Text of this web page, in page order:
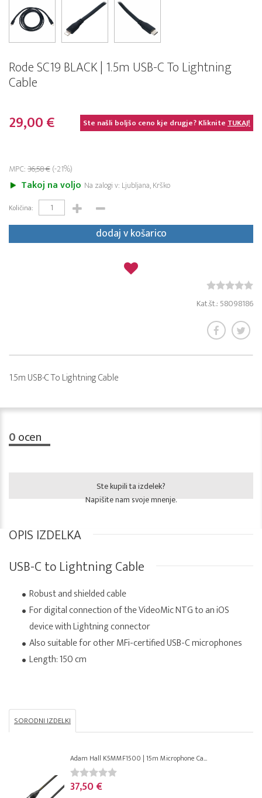
Rode SC19 BLACK | 1.5m USB-C To Lightning
Cable
29,00 € Ste našli boljšo ceno kje drugje? KlikniteTUKAJ!
MPC:36,58 €(-21%)
Takoj na voljo Na zalogi v: Ljubljana, Krško
Količina:
dodaj v košarico
Kat.št.: 58098186
1.5m USB-C To Lightning Cable
0ocen
Ste kupili ta izdelek?
Napišite nam svoje mnenje.
OPIS IZDELKA
USB-C to Lightning Cable
Robust and shielded cable
For digital connection of the VideoMic NTG to an iOS
device with Lightning connector
Also suitable for other MFi-certified USB-C microphones
Length: 150 cm
SORODNI IZDELKI
Adam Hall K5MMF1500 | 15m Microphone Ca...
37,50 €